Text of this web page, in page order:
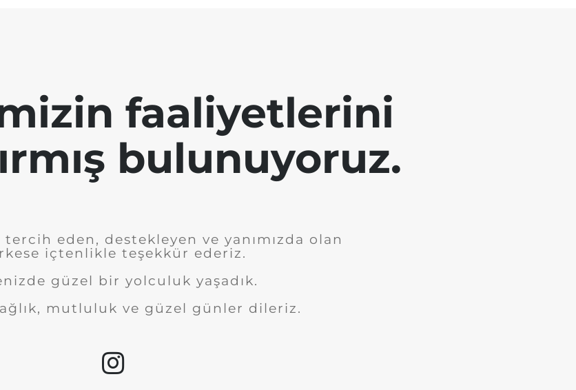
faaliyetlerini
bulunuyoruz.
eden, destekleyen ve yanımızda olan
içtenlikle teşekkür ederiz.
güzel bir yolculuk yaşadık.
mutluluk ve güzel günler dileriz.